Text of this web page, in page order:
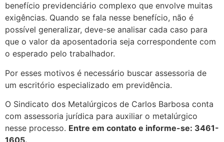
benefício previdenciário complexo que envolve muitas
exigências. Quando se fala nesse benefício, não é
possível generalizar, deve-se analisar cada caso para
que o valor da aposentadoria seja correspondente com
o esperado pelo trabalhador.
Por esses motivos é necessário buscar assessoria de
um escritório especializado em previdência.
O Sindicato dos Metalúrgicos de Carlos Barbosa conta
com assessoria jurídica para auxiliar o metalúrgico
nesse processo. Entre em contato e informe-se: 3461-
1605.